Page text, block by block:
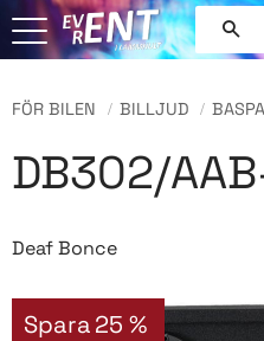
FÖR BILEN BILLJUD
DB302/
Deaf Bonce
Spara25 %